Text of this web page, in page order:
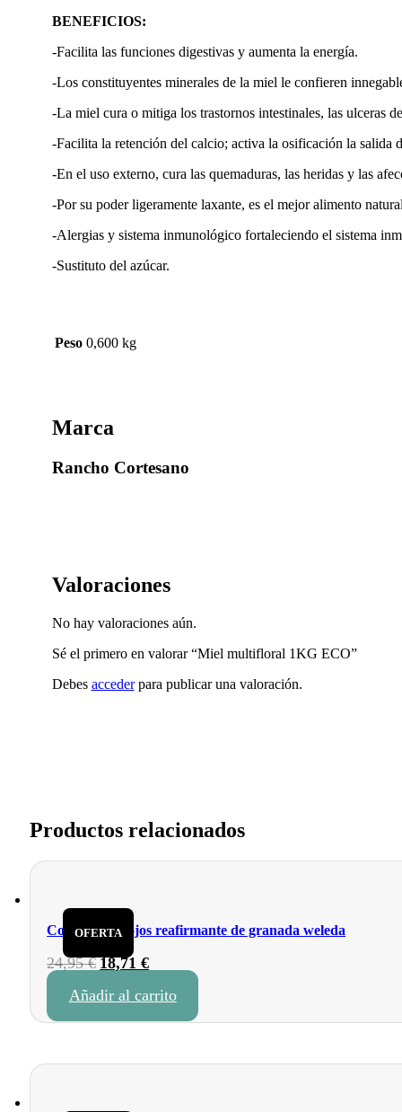
BENEFICIOS:
-Facilita las funciones digestivas y aumenta la energía.
-Los constituyentes minerales de la miel le confieren
-La miel cura o mitiga los trastornos intestinales, las ulceras
-Facilita la retención del calcio; activa la osificación la salida
-En el uso externo, cura las quemaduras, las heridas y las
-Por su poder ligeramente laxante, es el mejor alimento
-Alergias y sistema inmunológico fortaleciendo el sistema
-Sustituto del azúcar.
Peso 0,600 kg
Marca
Rancho Cortesano
Valoraciones
No hay valoraciones aún.
Sé el primero en valorar “Miel multifloral 1KG ECO”
Debes accederpara publicar una valoración.
Productos relacionados
OFERTA
Contorno de ojos reafirmante de granada weleda
24,95€ El
original
era:
18,71€
actual
es:
Añadir al carrito